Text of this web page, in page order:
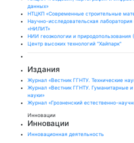
данных»
НТЦКП «Современные строительные
Научно-исследовательская
«НИЛИТ»
НИИ геоэкологии и
Центр высоких технологий "Хайпарк"
Издания
Журнал «Вестник ГГНТУ. Технические
Журнал «Вестник ГГНТУ. Гуманитарные
науки»
Журнал «Грозненский естественно-
Инновации
Инновации
Инновационная деятельность